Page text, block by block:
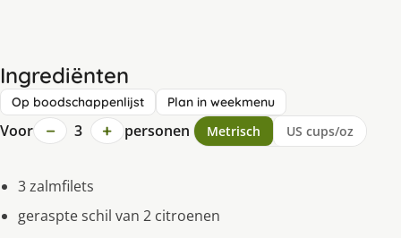
Ingrediënten
Op boodschappenlijst Plan in weekmenu
Voor − 3 + personen Metrisch US cups/oz
3 zalmfilets
geraspte schil van 2 citroenen